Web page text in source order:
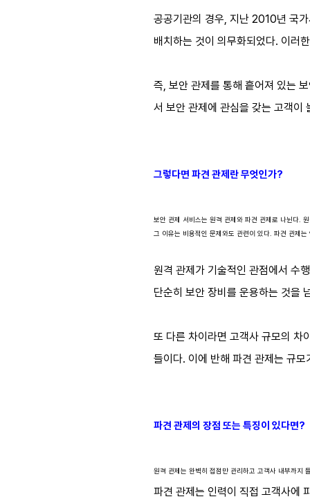
공공기관의 경우, 지난 2010년 국
배치하는 것이 의무화되었다. 이러
즉, 보안 관제를 통해 흩어져 있는
서 보안 관제에 관심을 갖는 고객이
그렇다면 파견 관제란 무엇인가?
보안 관제 서비스는 원격 관제와 파견 관제로 나뉜다.
그 이유는 비용적인 문제와도 관련이 있다. 파견 관제
원격 관제가 기술적인 관점에서 수
단순히 보안 장비를 운용하는 것을
또 다른 차이라면 고객사 규모의
들이다. 이에 반해 파견 관제는 규
파견 관제의 장점 또는 특징이 있다면?
원격 관제는 완벽히 접점만 관리하고 고객사 내부까지
파견 관제는 인력이 직접 고객사에